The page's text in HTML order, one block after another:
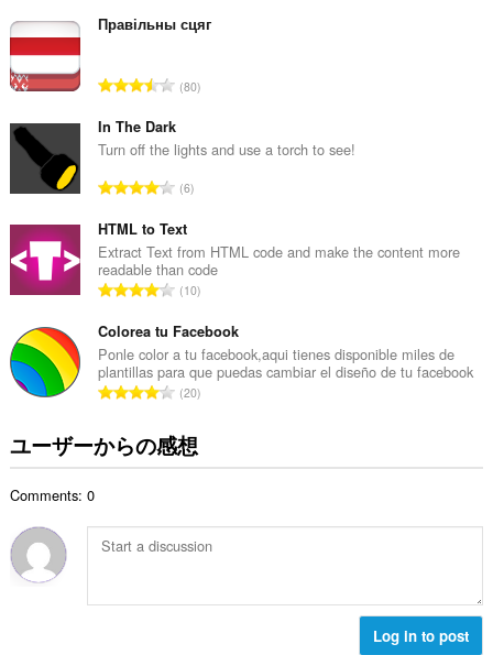
の
：
Правільны сцяг
評
の
総
：
80
In The Dark
Turn off the lights and use a torch to see!
評
の
総
数
：
6
HTML to Text
Extract Text from HTML code and make the content more
readable than code
評
の
総
数
：
10
Colorea tu Facebook
Ponle color a tu facebook,aqui tienes disponible miles de
plantillas para que puedas cambiar el diseño de tu facebook
評
の
総
20
ユーザーからの感想
Comments: 0
Log in to post